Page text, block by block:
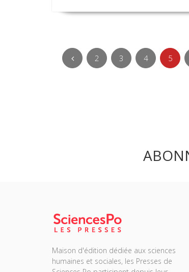
2 3 4 5
Maison d'édition dédiée aux sciences
humaines et sociales, les Presses de